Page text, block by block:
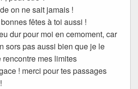
on ne sait jamais !
fêtes à toi aussi !
dur pour moi en cemoment, car
sors pas aussi bien que je le
rencontre mes limites
! merci pour tes passages